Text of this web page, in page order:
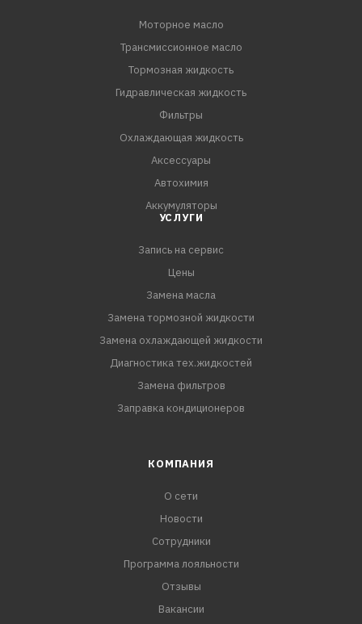
Моторное масло
Трансмиссионное масло
Тормозная жидкость
Гидравлическая жидкость
Фильтры
Охлаждающая жидкость
Аксессуары
Автохимия
Аккумуляторы
УСЛУГИ
Запись на сервис
Цены
Замена масла
Замена тормозной жидкости
Замена охлаждающей жидкости
Диагностика тех.жидкостей
Замена фильтров
Заправка кондиционеров
КОМПАНИЯ
О сети
Новости
Сотрудники
Программа лояльности
Отзывы
Вакансии